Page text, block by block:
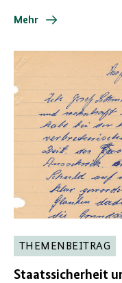
Mehr
THEMENBEITRAG
Staatssicherheit